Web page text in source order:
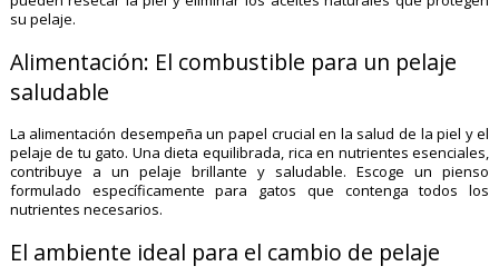
su pelaje.
Alimentación: El combustible para un pelaje
saludable
La alimentación desempeña un papel crucial en la salud de la piel y el
pelaje de tu gato. Una dieta equilibrada, rica en nutrientes esenciales,
contribuye a un pelaje brillante y saludable. Escoge un pienso
formulado específicamente para gatos que contenga todos los
nutrientes necesarios.
El ambiente ideal para el cambio de pelaje